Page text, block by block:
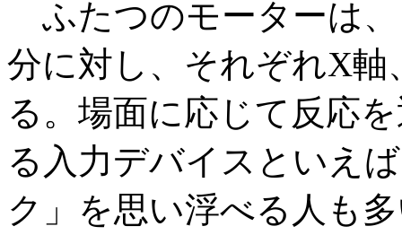
ふたつのモーターは
分に対し、それぞれX
る。場面に応じて反応
る入力デバイスといえ
ク」を思い浮べる人も